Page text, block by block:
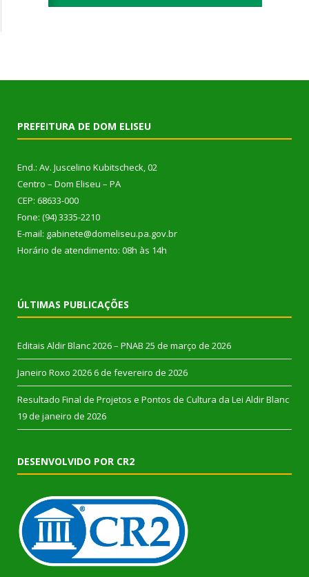
PREFEITURA DE DOM ELISEU
End.: Av. Juscelino Kubitscheck, 02
Centro – Dom Eliseu – PA
CEP: 68633-000
Fone: (94) 3335-2210
E-mail: gabinete@domeliseu.pa.gov.br
Horário de atendimento: 08h às 14h
ÚLTIMAS PUBLICAÇÕES
Editais Aldir Blanc 2026 – PNAB 25 de março de 2026
Janeiro Roxo 2026 6 de fevereiro de 2026
Resultado Final de Projetos e Pontos de Cultura da Lei Aldir Blanc
19 de janeiro de 2026
DESENVOLVIDO POR CR2